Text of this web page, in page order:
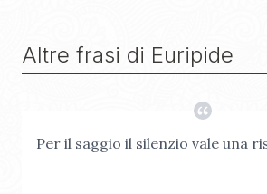
Altre frasi di Euripide
Per il saggio il silenzio vale una